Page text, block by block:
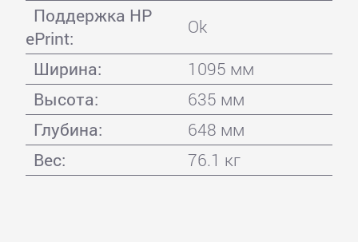
Поддержка HP
ePrint:
Ok
Ширина:
1095 мм
Высота:
635 мм
Глубина:
648 мм
Вес:
76.1 кг